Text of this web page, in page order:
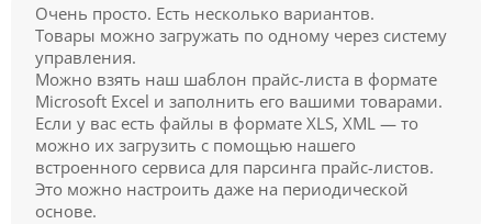
Очень просто. Есть несколько вариантов.
Товары можно загружать по одному через систему
управления.
Можно взять наш шаблон прайс-листа в формате
Microsoft Excel и заполнить его вашими товарами.
Если у вас есть файлы в формате XLS, XML — то
можно их загрузить с помощью нашего
встроенного сервиса для парсинга прайс-листов.
Это можно настроить даже на периодической
основе.